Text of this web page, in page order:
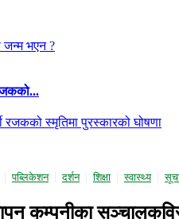
पब्लिकेशन दर्शन शिक्षा स्वास्थ्य
कम्पनीका